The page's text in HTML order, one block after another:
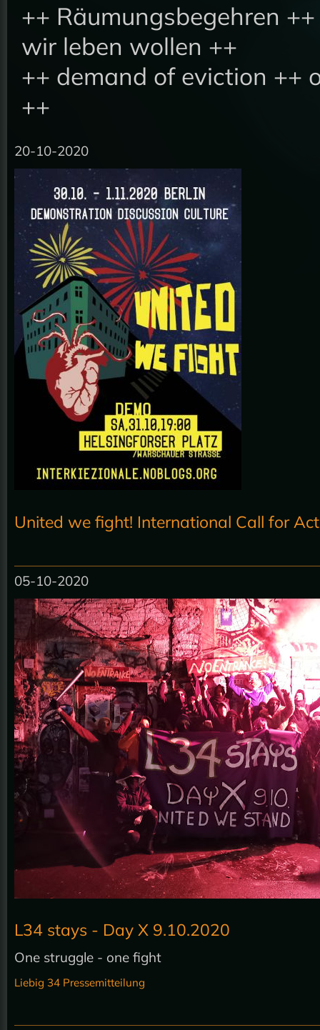
++ Räumungsbegehren
wir leben wollen ++
++ demand of eviction ++
++
20-10-2020
United we fight! International Call for
05-10-2020
L34 stays - Day X 9.10.2020
One struggle - one fight
Liebig 34 Pressemitteilung